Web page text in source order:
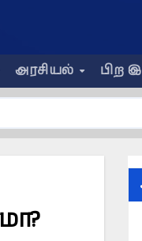
அரசியல் பிற